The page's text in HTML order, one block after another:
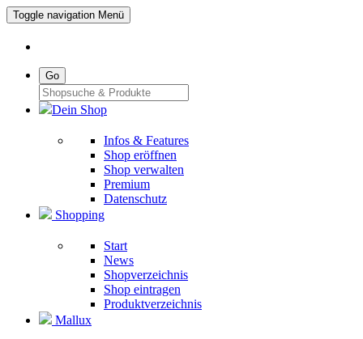
Toggle navigation Menü
Go
Dein Shop
Infos & Features
Shop eröffnen
Shop verwalten
Premium
Datenschutz
Shopping
Start
News
Shopverzeichnis
Shop eintragen
Produktverzeichnis
Mallux